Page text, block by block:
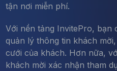
tận nơi miễn phí.
Với nền tảng InvitePro, bạn
quản lý thông tin khách
cưới của khách. Hơn nữa,
khách mời xác nhận tham